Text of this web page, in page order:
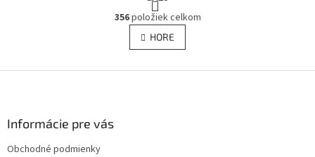
O
v
l
á
t
r
á
n
k
v
356položiek celkom
HORE
Informácie pre vás
Obchodné podmienky